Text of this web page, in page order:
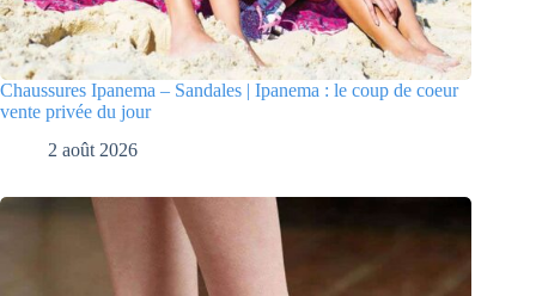
Chaussures Ipanema – Sandales | Ipanema : le coup de coeur
vente privée du jour
2 août 2026